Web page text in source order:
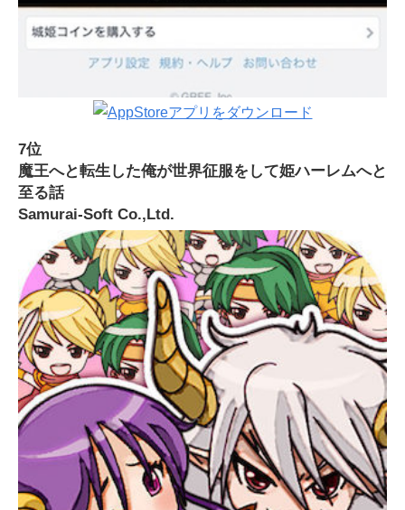
7位
魔王へと転生した俺が世界征服をして姫ハーレムへと
至る話
Samurai-Soft Co.,Ltd.